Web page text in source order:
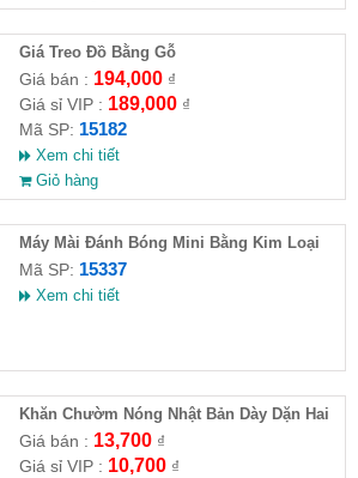
Giá Treo Đồ Bằng Gỗ
Giá bán : 194,000₫
Giá sỉ VIP : 189,000₫
Mã SP: 15182
Xem chi tiết
Giỏ hàng
Máy Mài Đánh Bóng Mini Bằng Kim Loại
Mã SP: 15337
Xem chi tiết
Khăn Chườm Nóng Nhật Bản Dày Dặn Hai
Lớp
Giá bán : 13,700₫
Giá sỉ VIP : 10,700₫